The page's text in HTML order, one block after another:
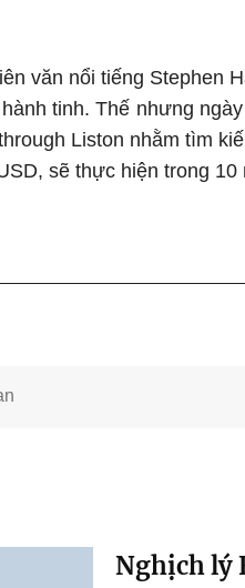
văn nổi tiếng Stephen
tinh. Thế nhưng
Liston nhằm tìm
sẽ thực hiện trong 10
Nghịch lý